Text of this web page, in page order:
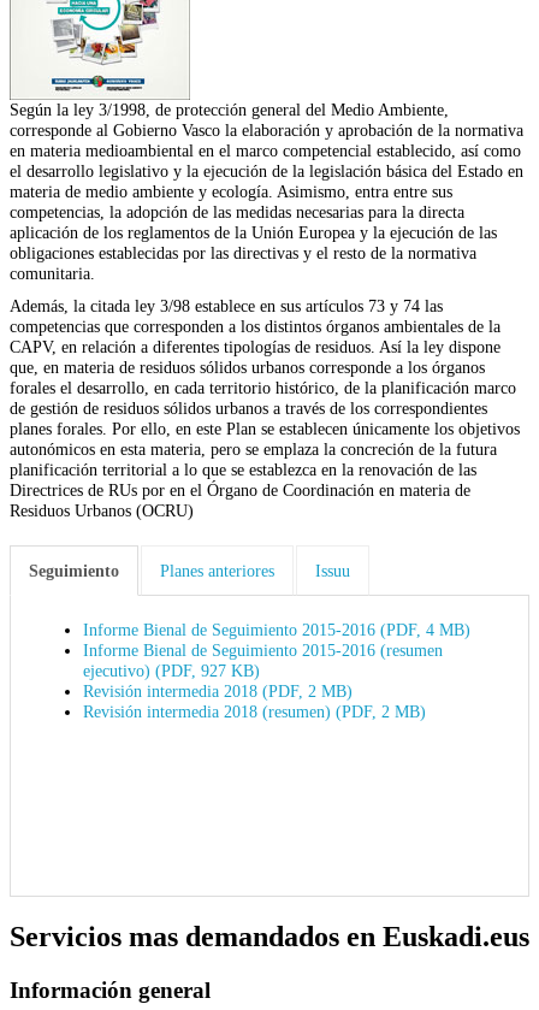
Según la ley 3/1998, de protección general del Medio Ambiente,
corresponde al Gobierno Vasco la elaboración y aprobación de la normativa
en materia medioambiental en el marco competencial establecido, así como
el desarrollo legislativo y la ejecución de la legislación básica del Estado en
materia de medio ambiente y ecología. Asimismo, entra entre sus
competencias, la adopción de las medidas necesarias para la directa
aplicación de los reglamentos de la Unión Europea y la ejecución de las
obligaciones establecidas por las directivas y el resto de la normativa
comunitaria.
Además, la citada ley 3/98 establece en sus artículos 73 y 74 las
competencias que corresponden a los distintos órganos ambientales de la
CAPV, en relación a diferentes tipologías de residuos. Así la ley dispone
que, en materia de residuos sólidos urbanos corresponde a los órganos
forales el desarrollo, en cada territorio histórico, de la planificación marco
de gestión de residuos sólidos urbanos a través de los correspondientes
planes forales. Por ello, en este Plan se establecen únicamente los objetivos
autonómicos en esta materia, pero se emplaza la concreción de la futura
planificación territorial a lo que se establezca en la renovación de las
Directrices de RUs por en el Órgano de Coordinación en materia de
Residuos Urbanos (OCRU)
Seguimiento Planes anteriores Issuu
Informe Bienal de Seguimiento 2015-2016 (PDF, 4 MB)
Informe Bienal de Seguimiento 2015-2016 (resumen
ejecutivo) (PDF, 927 KB)
Revisión intermedia 2018 (PDF, 2 MB)
Revisión intermedia 2018 (resumen) (PDF, 2 MB)
Servicios mas demandados en Euskadi.eus
Información general